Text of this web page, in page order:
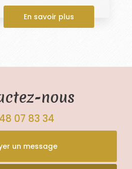
En savoir plus
nous
07 83 34
un message